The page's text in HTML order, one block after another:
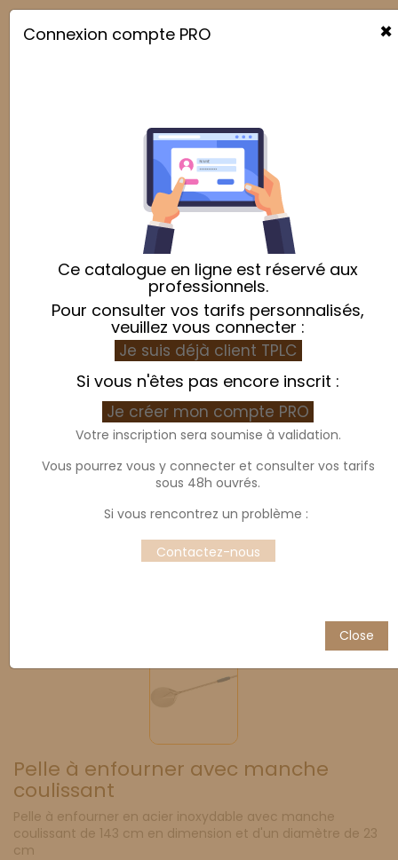

Pelle à enfourner avec manche
coulissant
Pelle à enfourner en acier inoxydable avec manche
coulissant de 143 cm en dimension et d'un diamètre de 23
cm
×
Connexion compte PRO
Ce catalogue en ligne est réservé aux
professionnels.
Pour consulter vos tarifs personnalisés,
veuillez vous connecter :
Je suis déjà client TPLC
Si vous n'êtes pas encore inscrit :
Je créer mon compte PRO
Votre inscription sera soumise à validation.
Vous pourrez vous y connecter et consulter vos tarifs
sous 48h ouvrés.
Si vous rencontrez un problème :
Contactez-nous
Close